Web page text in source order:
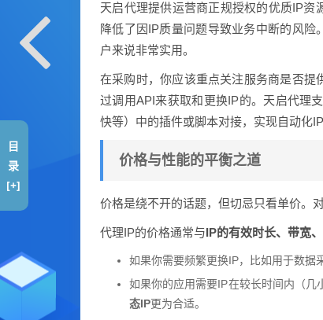
天启代理提供运营商正规授权的优质IP资
降低了因IP质量问题导致业务中断的风
户来说非常实用。
在采购时，你应该重点关注服务商是否提
过调用API来获取和更换IP的。天启代理
快等）中的插件或脚本对接，实现自动化IP
价格与性能的平衡之道
价格是绕不开的话题，但切忌只看单价。
代理IP的价格通常与IP的有效时长、带宽
如果你需要频繁更换IP，比如用于数据
如果你的应用需要IP在较长时间内（
态IP更为合适。
目
录
[+]